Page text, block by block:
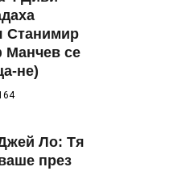
Станимир
се
не)
Ло: Тя
през